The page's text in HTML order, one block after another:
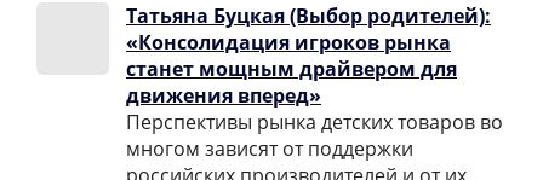
Татьяна Буцкая (Выбор родителей):
«Консолидация игроков рынка
станет мощным драйвером для
движения вперед»
Перспективы рынка детских товаров во
многом зависят от поддержки
российских производителей и от их